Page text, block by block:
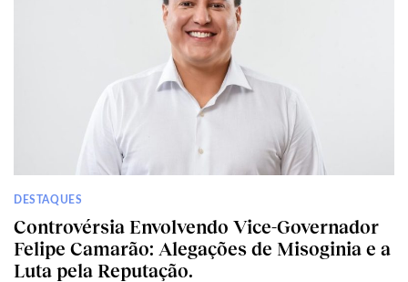
DESTAQUES
Controvérsia Envolvendo Vice-Governador
Felipe Camarão: Alegações de Misoginia e a
Luta pela Reputação.